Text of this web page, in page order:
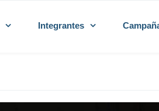
Integrantes